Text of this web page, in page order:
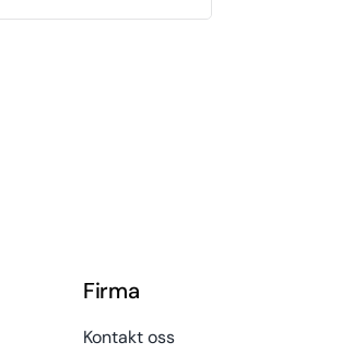
Firma
Kontakt oss